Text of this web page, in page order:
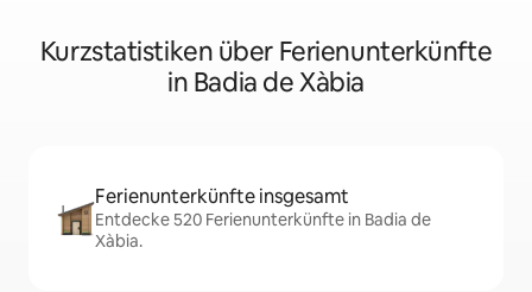
Kurzstatistiken über Ferienunterkünfte
in Badia de Xàbia
Ferienunterkünfte insgesamt
Entdecke 520 Ferienunterkünfte in Badia de
Xàbia.